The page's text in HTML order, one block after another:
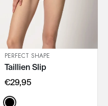
IN DEN WARENKORB
PERFECT SHAPE
Taillien Slip
€29,95
Color: